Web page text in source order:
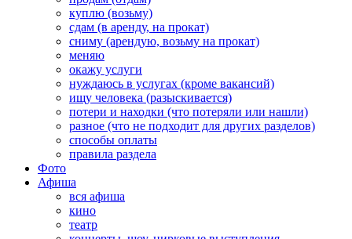
куплю (возьму)
сдам (в аренду, на прокат)
сниму (арендую, возьму на прокат)
меняю
окажу услуги
нуждаюсь в услугах (кроме вакансий)
ищу человека (разыскивается)
потери и находки (что потеряли или нашли)
разное (что не подходит для других разделов)
способы оплаты
правила раздела
Фото
Афиша
вся афиша
кино
театр